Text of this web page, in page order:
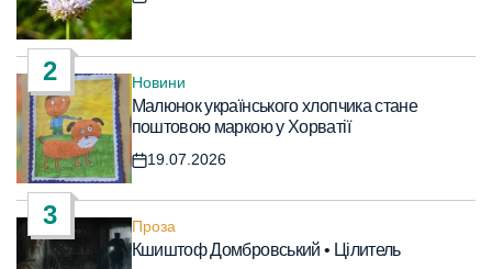
Дата
запису
2
Опублікувати
у
Новини
Малюнок українського хлопчика стане
поштовою маркою у Хорватії
Дата
19.07.2026
3
Опублікувати
у
Проза
Кшиштоф Домбровський • Цілитель